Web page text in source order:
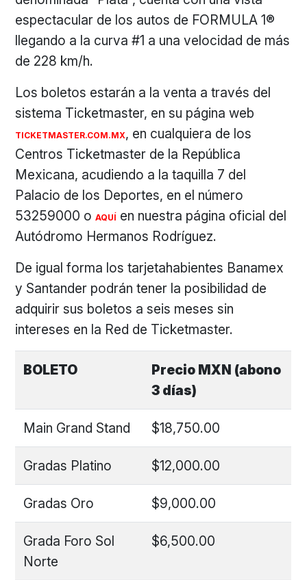
espectacular de los autos de FORMULA 1®
llegando a la curva #1 a una velocidad de más
de 228 km/h.
Los boletos estarán a la venta a través del
sistema Ticketmaster, en su página web
TICKETMASTER.COM.MX, en cualquiera de los
Centros Ticketmaster de la República
Mexicana, acudiendo a la taquilla 7 del
Palacio de los Deportes, en el número
53259000 oAQUÍ en nuestra página oficial del
Autódromo Hermanos Rodríguez.
De igual forma los tarjetahabientes Banamex
y Santander podrán tener la posibilidad de
adquirir sus boletos a seis meses sin
intereses en la Red de Ticketmaster.
BOLETO
Precio MXN (abono
3 días)
Main Grand Stand $18,750.00
Gradas Platino $12,000.00
Gradas Oro $9,000.00
Grada Foro Sol
Norte
$6,500.00